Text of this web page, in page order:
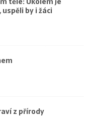
by i žáci
z přírody